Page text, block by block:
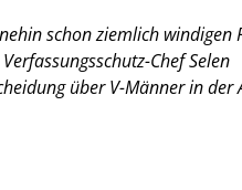
schon ziemlich windigen
Chef Selen
über V-Männer in der